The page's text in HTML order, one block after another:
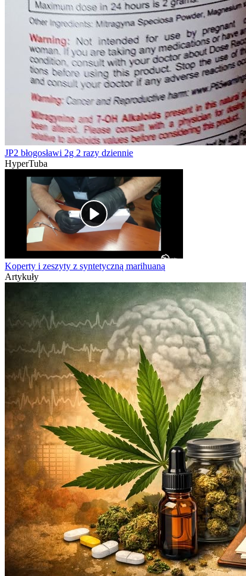
JP2 błogosławi 2g 2 razy dziennie
HyperTuba
Koperty i zeszyty z syntetyczną marihuaną
Artykuły